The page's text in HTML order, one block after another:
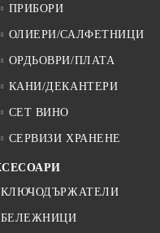
ПРИБОРИ
ОЛИЕРИ/САЛФЕТНИЦИ
ОРДЬОВРИ/ПЛАТА
КАНИ/ДЕКАНТЕРИ
СЕТ ВИНО
СЕРВИЗИ ХРАНЕНЕ
КЛЮЧОДЪРЖАТЕЛИ
БЕЛЕЖНИЦИ